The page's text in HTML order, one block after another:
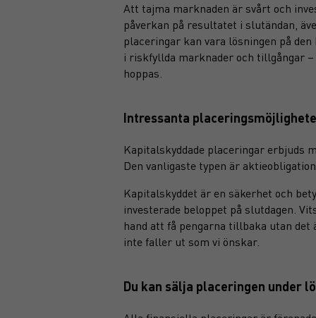
Att tajma marknaden är svårt och
påverkan på resultatet i slutändan,
placeringar kan vara lösningen på
i riskfyllda marknader och tillgångar –
hoppas.
Intressanta
Kapitalskyddade placeringar erbjuds
Den vanligaste typen är
Kapitalskyddet är en säkerhet och
investerade beloppet på slutdagen.
hand att få pengarna tillbaka utan
inte faller ut som vi önskar.
Du kan sälja placeringen under